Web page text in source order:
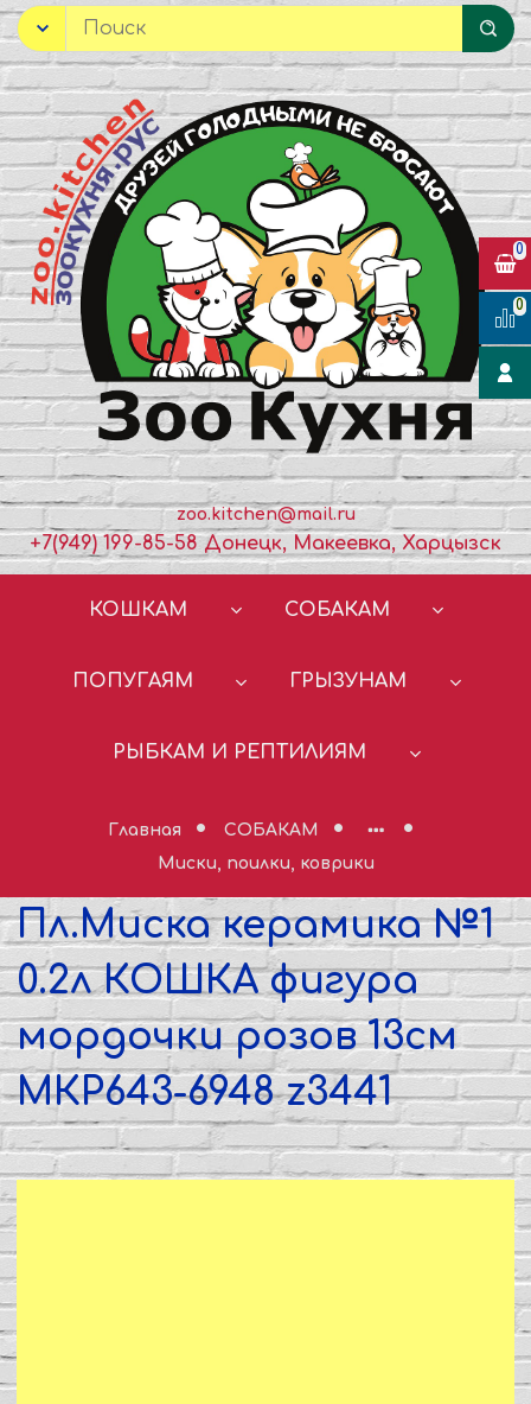
zoo.kitchen@mail.ru
+7(949) 199-85-58 Донецк, Макеевка, Харцызск
КОШКАМ СОБАКАМ
ПОПУГАЯМ ГРЫЗУНАМ
РЫБКАМ И РЕПТИЛИЯМ
Главная
СОБАКАМ
Миски, поилки, коврики
Пл.Миска керамика №1
0.2л КОШКА фигура
мордочки розов 13см
МКР643-6948 z3441
0
0